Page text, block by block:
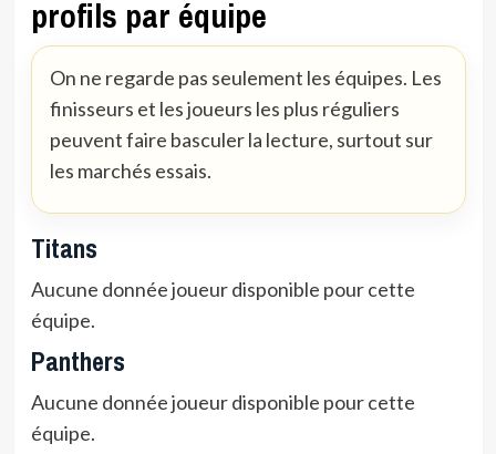
profils par équipe
On ne regarde pas seulement les équipes. Les
finisseurs et les joueurs les plus réguliers
peuvent faire basculer la lecture, surtout sur
les marchés essais.
Titans
Aucune donnée joueur disponible pour cette
équipe.
Panthers
Aucune donnée joueur disponible pour cette
équipe.